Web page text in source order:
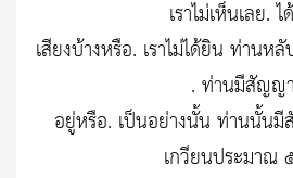
เราไม่เห็นเลย.
เสียงบ้างหรือ. เราไม่ได้ยิน ท่านห
. ท่านมีสัญญา
อยู่หรือ. เป็นอย่างนั้น ท่านนั้น
เกวียนประมาณ